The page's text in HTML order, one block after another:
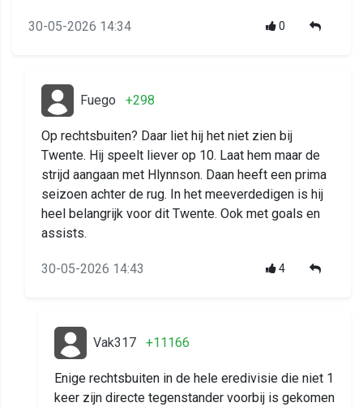
30-05-2026 14:34 0
Fuego +298
Op rechtsbuiten? Daar liet hij het niet zien bij
Twente. Hij speelt liever op 10. Laat hem maar de
strijd aangaan met Hlynnson. Daan heeft een prima
seizoen achter de rug. In het meeverdedigen is hij
heel belangrijk voor dit Twente. Ook met goals en
assists.
30-05-2026 14:43 4
Vak317 +11166
Enige rechtsbuiten in de hele eredivisie die niet 1
keer zijn directe tegenstander voorbij is gekomen